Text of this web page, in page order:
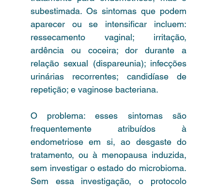
subestimada. Os sintomas que podem
aparecer ou se intensificar incluem:
ressecamento vaginal; irritação,
ardência ou coceira; dor durante a
relação sexual (dispareunia); infecções
urinárias recorrentes; candidíase de
repetição; e vaginose bacteriana.
O problema: esses sintomas são
frequentemente atribuídos à
endometriose em si, ao desgaste do
tratamento, ou à menopausa induzida,
sem investigar o estado do microbioma.
Sem essa investigação, o protocolo